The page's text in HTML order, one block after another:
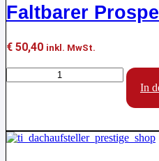
Faltbarer
€ 50,40 inkl. MwSt.
Prospektständer,
Menge
In